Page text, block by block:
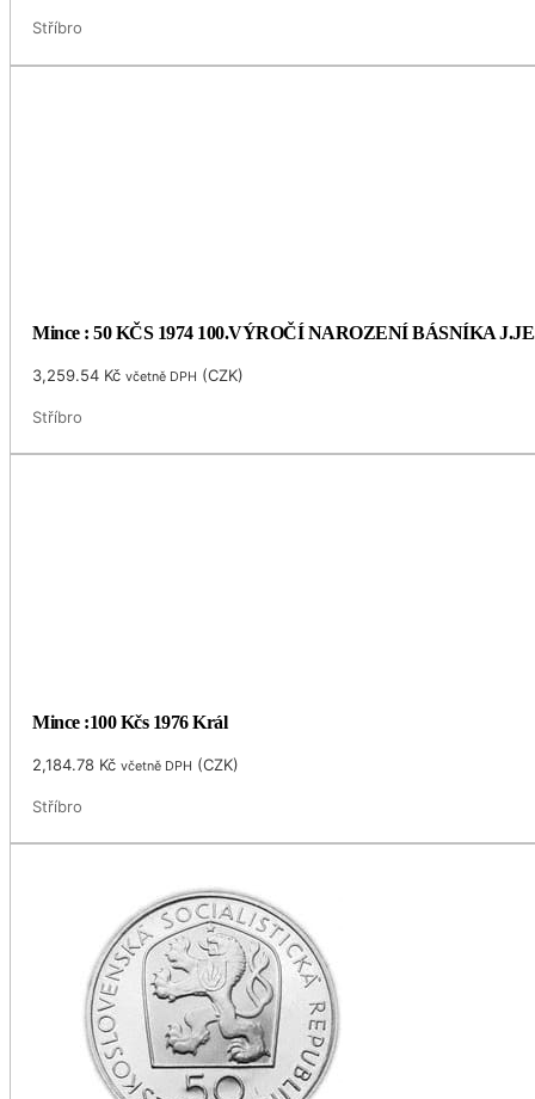
Stříbro
Mince : 50 KČS 1974 100.VÝROČÍ NAROZENÍ BÁSNÍKA
3,259.54 Kč včetně DPH (CZK)
Stříbro
Mince :100 Kčs 1976 Král
2,184.78 Kč včetně DPH (CZK)
Stříbro